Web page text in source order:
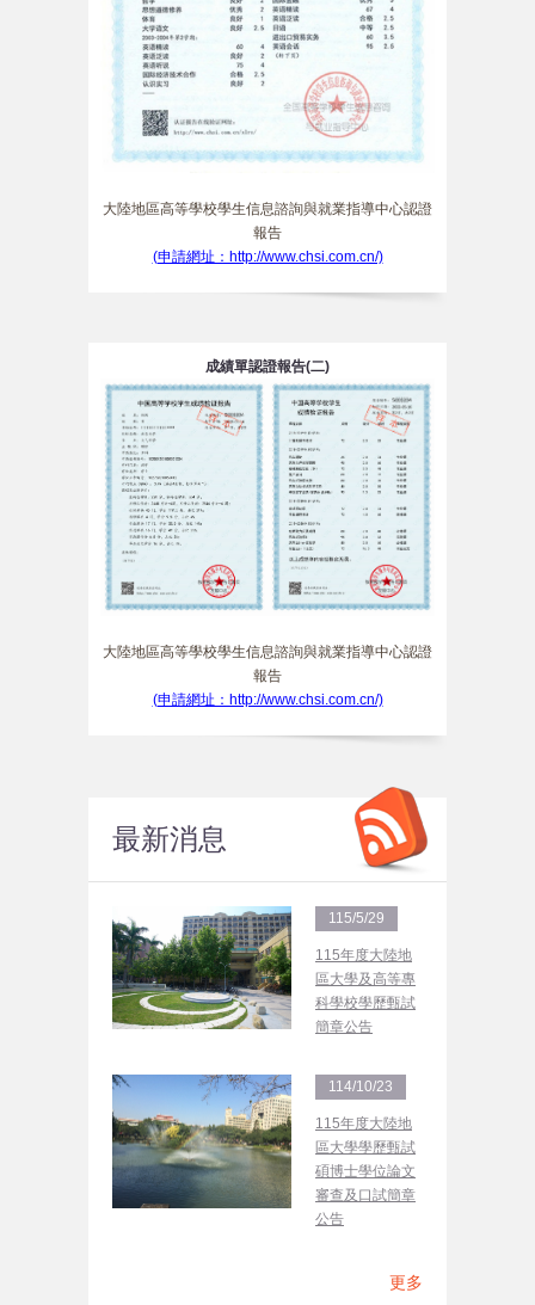
大陸地區高等學校學生信息諮詢與就業指導中心認證
報告
(申請網址：http://www.chsi.com.cn/)
成績單認證報告(二)
大陸地區高等學校學生信息諮詢與就業指導中心認證
報告
(申請網址：http://www.chsi.com.cn/)
最新消息
115/5/29
115年度大陸地
區大學及高等專
科學校學歷甄試
簡章公告
114/10/23
115年度大陸地
區大學學歷甄試
碩博士學位論文
審查及口試簡章
公告
更多